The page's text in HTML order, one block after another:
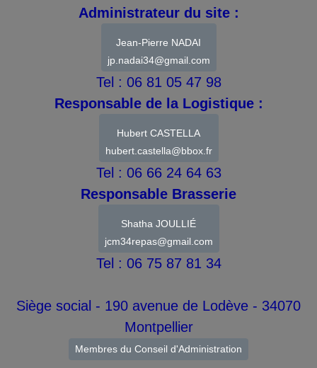
Administrateur du site :
Jean-Pierre NADAI
jp.nadai34@gmail.com
Tel : 06 81 05 47 98
Responsable de la Logistique :
Hubert CASTELLA
hubert.castella@bbox.fr
Tel : 06 66 24 64 63
Responsable Brasserie
Shatha JOULLIÉ
jcm34repas@gmail.com
Tel : 06 75 87 81 34
Siège social - 190 avenue de Lodève - 34070
Montpellier
Membres du Conseil d'Administration